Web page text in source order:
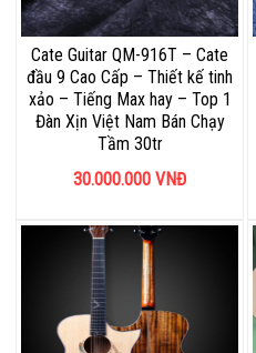
Cate Guitar QM-916T – Cate
đầu 9 Cao Cấp – Thiết kế tinh
xảo – Tiếng Max hay – Top 1
Đàn Xịn Việt Nam Bán Chạy
Tầm 30tr
30.000.000 VNĐ